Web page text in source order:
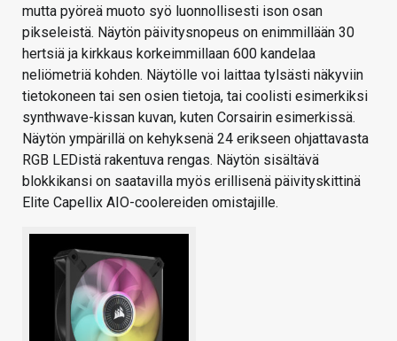
mutta pyöreä muoto syö luonnollisesti ison osan
pikseleistä. Näytön päivitysnopeus on enimmillään 30
hertsiä ja kirkkaus korkeimmillaan 600 kandelaa
neliömetriä kohden. Näytölle voi laittaa tylsästi näkyviin
tietokoneen tai sen osien tietoja, tai coolisti esimerkiksi
synthwave-kissan kuvan, kuten Corsairin esimerkissä.
Näytön ympärillä on kehyksenä 24 erikseen ohjattavasta
RGB LEDistä rakentuva rengas. Näytön sisältävä
blokkikansi on saatavilla myös erillisenä päivityskittinä
Elite Capellix AIO-coolereiden omistajille.